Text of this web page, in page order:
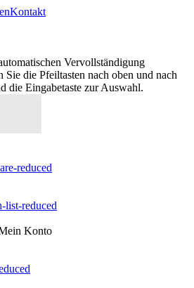
Kontakt
Vervollständigung
die Pfeiltasten nach oben und nach
die Eingabetaste zur Auswahl.
Konto